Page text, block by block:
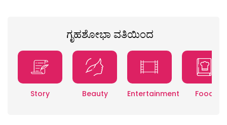
ಗೃಹಶೋಭಾ ವತಿಯಿಂದ
Story Beauty Entertainment Food